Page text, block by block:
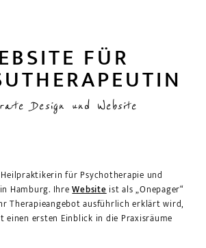
FÜR
Design und Website
für Psychotherapie und
Hamburg. IhreWebsiteist als „Onepager“
Therapieangebot ausführlich erklärt wird,
einen ersten Einblick in die Praxisräume